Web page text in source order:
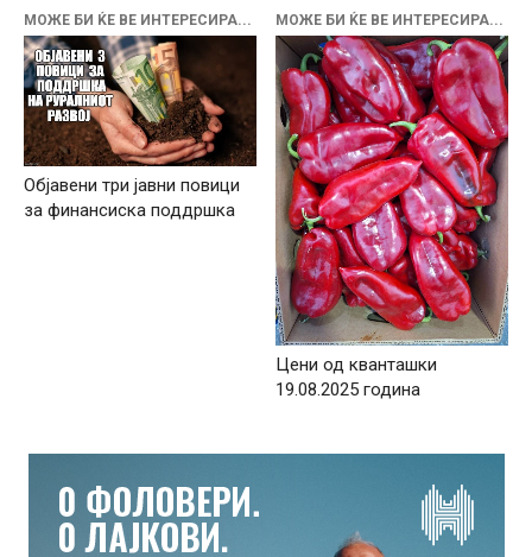
МОЖЕ БИ ЌЕ ВЕ ИНТЕРЕСИРА...
Објавени три јавни повици
за финансиска поддршка
МОЖЕ БИ ЌЕ ВЕ ИНТЕРЕСИРА...
Цени од кванташки
19.08.2025 година